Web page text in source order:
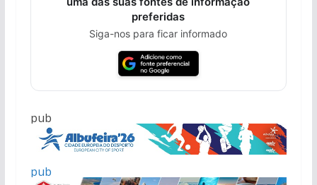
preferidas
Siga-nos para ficar informado
pub
pub